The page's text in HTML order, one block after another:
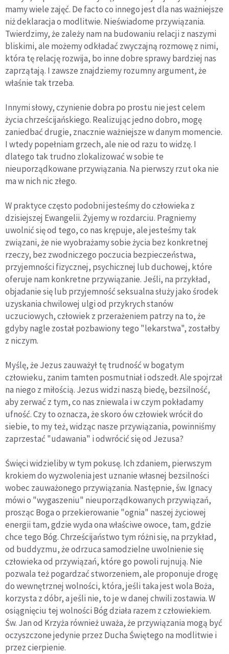
mamy wiele zajęć. De facto co innego jest dla nas ważniejsze
niż deklaracja o modlitwie. Nieświadome przywiązania.
Twierdzimy, że zależy nam na budowaniu relacji z naszymi
bliskimi, ale możemy odkładać zwyczajną rozmowę z nimi,
która tę relację rozwija, bo inne dobre sprawy bardziej nas
zaprzątają. I zawsze znajdziemy rozumny argument, że
właśnie tak trzeba.
Innymi słowy, czynienie dobra po prostu nie jest celem
życia chrześcijańskiego. Realizując jedno dobro, mogę
zaniedbać drugie, znacznie ważniejsze w danym momencie.
I wtedy popełniam grzech, ale nie od razu to widzę. I
dlatego tak trudno zlokalizować w sobie te
nieuporządkowane przywiązania. Na pierwszy rzut oka nie
ma w nich nic złego.
W praktyce często podobni jesteśmy do człowieka z
dzisiejszej Ewangelii. Żyjemy w rozdarciu. Pragniemy
uwolnić się od tego, co nas krępuje, ale jesteśmy tak
związani, że nie wyobrażamy sobie życia bez konkretnej
rzeczy, bez zwodniczego poczucia bezpieczeństwa,
przyjemności fizycznej, psychicznej lub duchowej, które
oferuje nam konkretne przywiązanie. Jeśli, na przykład,
objadanie się lub przyjemność seksualna służy jako środek
uzyskania chwilowej ulgi od przykrych stanów
uczuciowych, człowiek z przerażeniem patrzy na to, że
gdyby nagle został pozbawiony tego "lekarstwa", zostałby
z niczym.
Myślę, że Jezus zauważył tę trudność w bogatym
człowieku, zanim tamten posmutniał i odszedł. Ale spojrzał
na niego z miłością. Jezus widzi naszą biedę, bezsilność,
aby zerwać z tym, co nas zniewala i w czym pokładamy
ufność. Czy to oznacza, że skoro ów człowiek wrócił do
siebie, to my też, widząc nasze przywiązania, powinniśmy
zaprzestać "udawania" i odwrócić się od Jezusa?
Święci widzieliby w tym pokusę. Ich zdaniem, pierwszym
krokiem do wyzwolenia jest uznanie własnej bezsilności
wobec zauważonego przywiązania. Następnie, św. Ignacy
mówi o "wygaszeniu" nieuporządkowanych przywiązań,
prosząc Boga o przekierowanie "ognia" naszej życiowej
energii tam, gdzie wyda ona właściwe owoce, tam, gdzie
chce tego Bóg. Chrześcijaństwo tym różni się, na przykład,
od buddyzmu, że odrzuca samodzielne uwolnienie się
człowieka od przywiązań, które go powoli rujnują. Nie
pozwala też pogardzać stworzeniem, ale proponuje drogę
do wewnętrznej wolności, która, jeśli taka jest wola Boża,
korzysta z dóbr, a jeśli nie, to je w danej chwili zostawia. W
osiągnięciu tej wolności Bóg działa razem z człowiekiem.
Św. Jan od Krzyża również uważa, że przywiązania mogą być
oczyszczone jedynie przez Ducha Świętego na modlitwie i
przez cierpienie.